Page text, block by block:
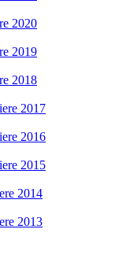
2020
2019
2018
2017
2016
2015
2014
2013